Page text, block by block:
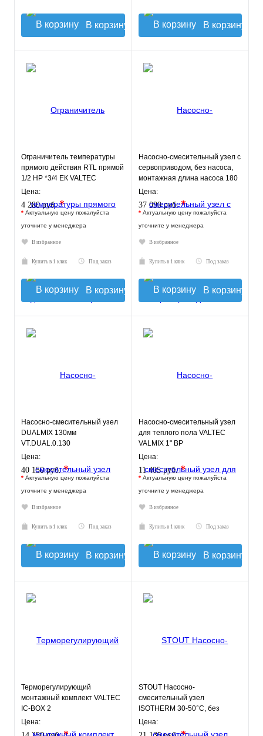
В корзину В корзину
Ограничитель температуры
прямого действия RTL прямой
1/2 НР *3/4 ЕК VALTEC
Цена:
4 280 руб.*
* Актуальную цену пожалуйста
уточните у менеджера
В избранное
Купить в 1 клик Под заказ
В корзину
Насосно-смесительный узел с
сервоприводом, без насоса,
монтажная длина насоса 180
мм VT.COMBI.S.180M
Цена:
37 090 руб.*
* Актуальную цену пожалуйста
уточните у менеджера
В избранное
Купить в 1 клик Под заказ
В корзину
Насосно-смесительный узел
DUALMIX 130мм
VT.DUAL.0.130
Цена:
40 150 руб.*
* Актуальную цену пожалуйста
уточните у менеджера
В избранное
Купить в 1 клик Под заказ
В корзину
Насосно-смесительный узел
для теплого пола VALTEC
VALMIX 1" ВР
Цена:
11 405 руб.*
* Актуальную цену пожалуйста
уточните у менеджера
В избранное
Купить в 1 клик Под заказ
В корзину
Терморегулирующий
монтажный комплект VALTEC
IC-BOX 2
Цена:
STOUT Насосно-
смесительный узел
ISOTHERM 30-50°C, без
насоса.
Цена: